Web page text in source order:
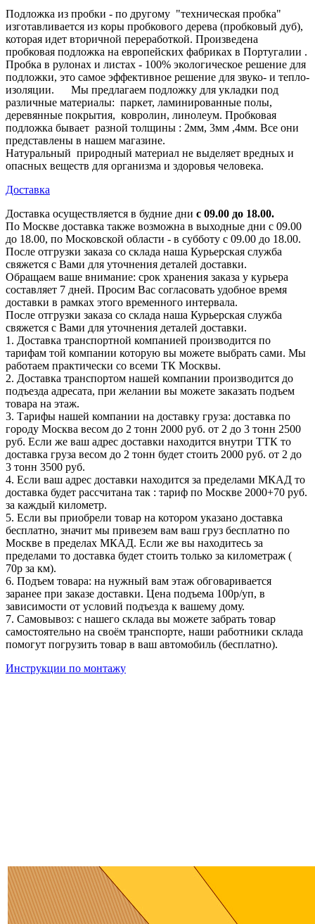
Подложка из пробки - по другому "техническая пробка"
изготавливается из коры пробкового дерева (пробковый дуб),
которая идет вторичной переработкой. Произведена
пробковая подложка на европейских фабриках в Португалии .
Пробка в рулонах и листах - 100% экологическое решение для
подложки, это самое эффективное решение для звуко- и тепло-
изоляции. Мы предлагаем подложку для укладки под
различные материалы: паркет, ламинированные полы,
деревянные покрытия, ковролин, линолеум. Пробковая
подложка бывает разной толщины : 2мм, 3мм ,4мм. Все они
представлены в нашем магазине.
Натуральный природный материал не выделяет вредных и
опасных веществ для организма и здоровья человека.
Доставка
Доставка осуществляется в будние дни с 09.00 до 18.00.
По Москве доставка также возможна в выходные дни с 09.00
до 18.00, по Московской области - в субботу с 09.00 до 18.00.
После отгрузки заказа со склада наша Курьерская служба
свяжется с Вами для уточнения деталей доставки.
Обращаем ваше внимание: срок хранения заказа у курьера
составляет 7 дней. Просим Вас согласовать удобное время
доставки в рамках этого временного интервала.
После отгрузки заказа со склада наша Курьерская служба
свяжется с Вами для уточнения деталей доставки.
1. Доставка транспортной компанией производится по
тарифам той компании которую вы можете выбрать сами. Мы
работаем практически со всеми ТК Москвы.
2. Доставка транспортом нашей компании производится до
подъезда адресата, при желании вы можете заказать подъем
товара на этаж.
3. Тарифы нашей компании на доставку груза: доставка по
городу Москва весом до 2 тонн 2000 руб. от 2 до 3 тонн 2500
руб. Если же ваш адрес доставки находится внутри ТТК то
доставка груза весом до 2 тонн будет стоить 2000 руб. от 2 до
3 тонн 3500 руб.
4. Если ваш адрес доставки находится за пределами МКАД то
доставка будет рассчитана так : тариф по Москве 2000+70 руб.
за каждый километр.
5. Если вы приобрели товар на котором указано доставка
бесплатно, значит мы привезем вам ваш груз бесплатно по
Москве в пределах МКАД. Если же вы находитесь за
пределами то доставка будет стоить только за километраж (
70р за км).
6. Подъем товара: на нужный вам этаж обговаривается
заранее при заказе доставки. Цена подъема 100р/уп, в
зависимости от условий подъезда к вашему дому.
7. Самовывоз: с нашего склада вы можете забрать товар
самостоятельно на своём транспорте, наши работники склада
помогут погрузить товар в ваш автомобиль (бесплатно).
Инструкции по монтажу